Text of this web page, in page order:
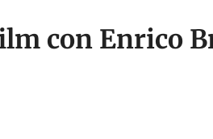
con Enrico